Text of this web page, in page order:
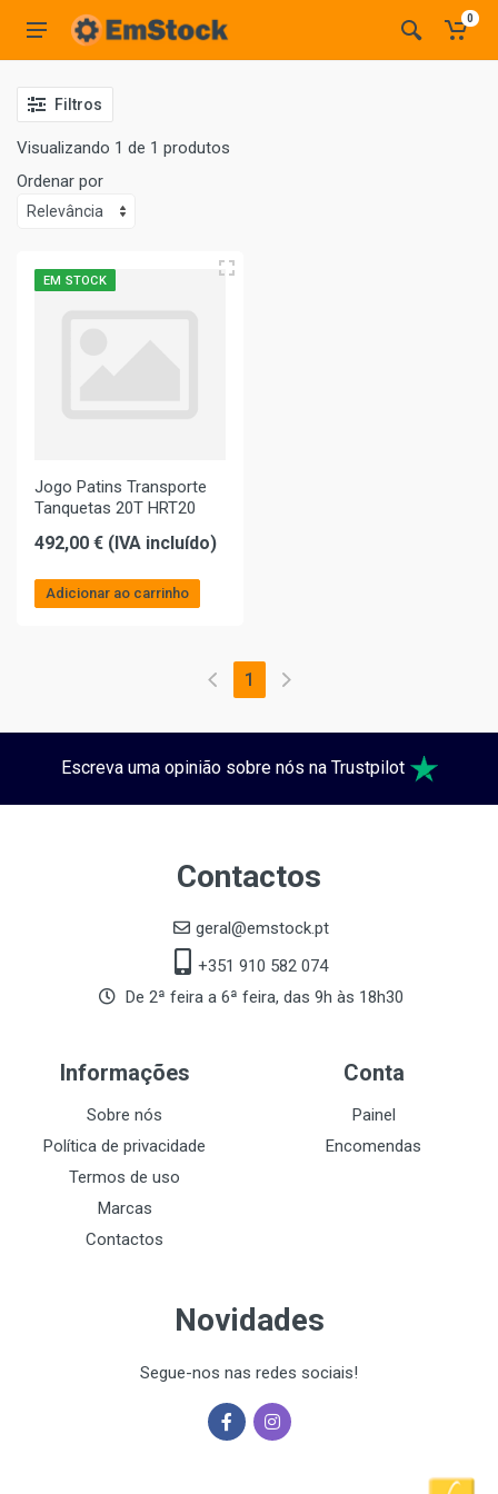
0
Filtros
Visualizando 1 de 1 produtos
Ordenar por
EM STOCK
Jogo Patins Transporte
Tanquetas 20T HRT20
492,00 € (IVA incluído)
Adicionar ao carrinho
1
Escreva uma opinião sobre nós na Trustpilot
Contactos
geral@emstock.pt
+351 910 582 074
De 2ª feira a 6ª feira, das 9h às 18h30
Informações
Sobre nós
Política de privacidade
Termos de uso
Marcas
Contactos
Conta
Painel
Encomendas
Novidades
Segue-nos nas redes sociais!